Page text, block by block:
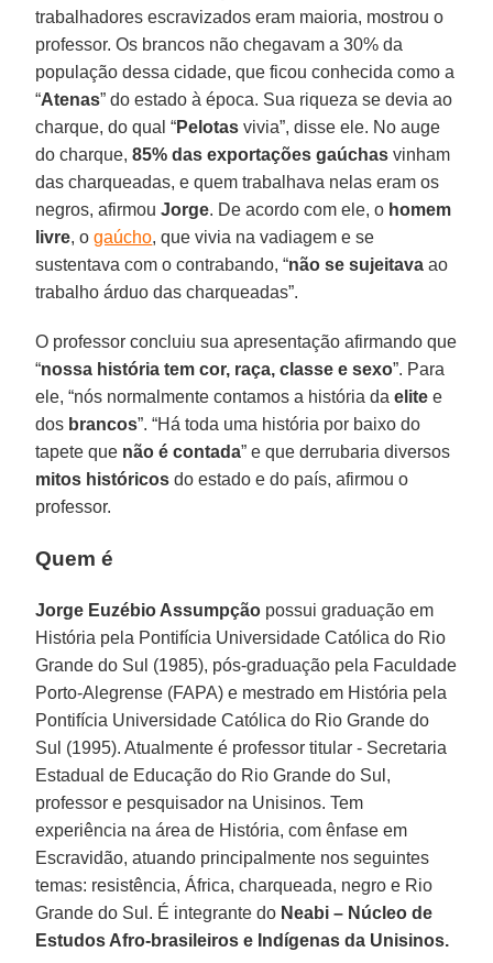
trabalhadores escravizados eram maioria, mostrou o
professor. Os brancos não chegavam a 30% da
população dessa cidade, que ficou conhecida como a
“Atenas” do estado à época. Sua riqueza se devia ao
charque, do qual “Pelotas vivia”, disse ele. No auge
do charque,85% das exportações gaúchas vinham
das charqueadas, e quem trabalhava nelas eram os
negros, afirmouJorge. De acordo com ele, o homem
livre, ogaúcho, que vivia na vadiagem e se
sustentava com o contrabando, “não se sujeitava ao
trabalho árduo das charqueadas”.
O professor concluiu sua apresentação afirmando que
“nossa história tem cor, raça, classe e sexo”. Para
ele, “nós normalmente contamos a história daelite e
dos brancos”. “Há toda uma história por baixo do
tapete que não é contada” e que derrubaria diversos
mitos históricos do estado e do país, afirmou o
professor.
Quem é
Jorge Euzébio Assumpção possui graduação em
História pela Pontifícia Universidade Católica do Rio
Grande do Sul (1985), pós-graduação pela Faculdade
Porto-Alegrense (FAPA) e mestrado em História pela
Pontifícia Universidade Católica do Rio Grande do
Sul (1995). Atualmente é professor titular - Secretaria
Estadual de Educação do Rio Grande do Sul,
professor e pesquisador na Unisinos. Tem
experiência na área de História, com ênfase em
Escravidão, atuando principalmente nos seguintes
temas: resistência, África, charqueada, negro e Rio
Grande do Sul. É integrante do Neabi – Núcleo de
Estudos Afro-brasileiros e Indígenas da Unisinos.